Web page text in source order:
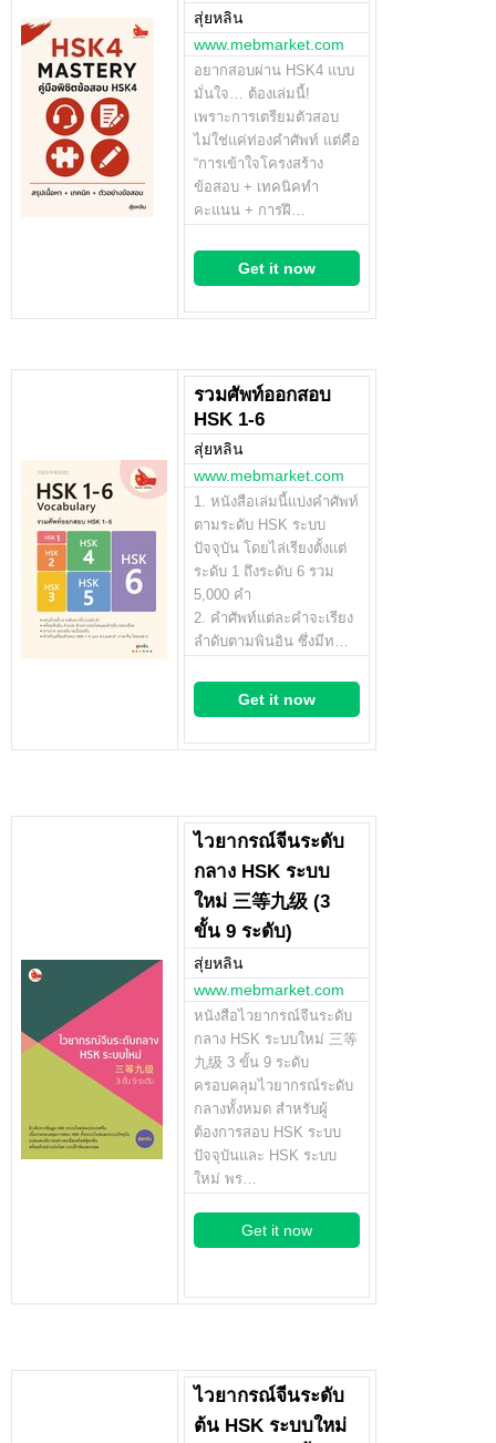
สุ่ยหลิน
www.mebmarket.com
อยากสอบผ่าน HSK4 แบบ
มั่นใจ… ต้องเล่มนี้!
เพราะการเตรียมตัวสอบ
ไม่ใช่แค่ท่องคำศัพท์ แต่คือ
“การเข้าใจโครงสร้าง
ข้อสอบ + เทคนิคทำ
คะแนน + การฝึ…
Get it now
รวมศัพท์ออกสอบ
HSK 1-6
สุ่ยหลิน
www.mebmarket.com
1. หนังสือเล่มนี้แบ่งคำศัพท์
ตามระดับ HSK ระบบ
ปัจจุบัน โดยไล่เรียงตั้งแต่
ระดับ 1 ถึงระดับ 6 รวม
5,000 คำ
2. คำศัพท์แต่ละคำจะเรียง
ลำดับตามพินอิน ซึ่งมีท…
Get it now
ไวยากรณ์จีนระดับ
กลาง HSK ระบบ
ใหม่ 三等九级 (3
ขั้น 9 ระดับ)
สุ่ยหลิน
www.mebmarket.com
หนังสือไวยากรณ์จีนระดับ
กลาง HSK ระบบใหม่ 三等
九级 3 ขั้น 9 ระดับ
ครอบคลุมไวยากรณ์ระดับ
กลางทั้งหมด สำหรับผู้
ต้องการสอบ HSK ระบบ
ปัจจุบันและ HSK ระบบ
ใหม่ พร…
Get it now
ไวยากรณ์จีนระดับ
ต้น HSK ระบบใหม่